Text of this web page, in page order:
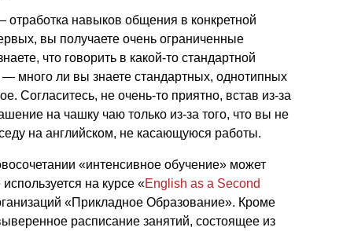
отработка навыков общения в конкретной
вы получаете очень ограниченные
что говорить в какой-то стандартной
много ли вы знаете стандартных, однотипных
Согласитесь, не очень-то приятно, встав из-за
на чашку чаю только из-за того, что вы не
на английском, не касающуюся работы.
«интенсивное обучение» может
на курсе «English as a Second
«Прикладное Образование». Кроме
расписание занятий, состоящее из